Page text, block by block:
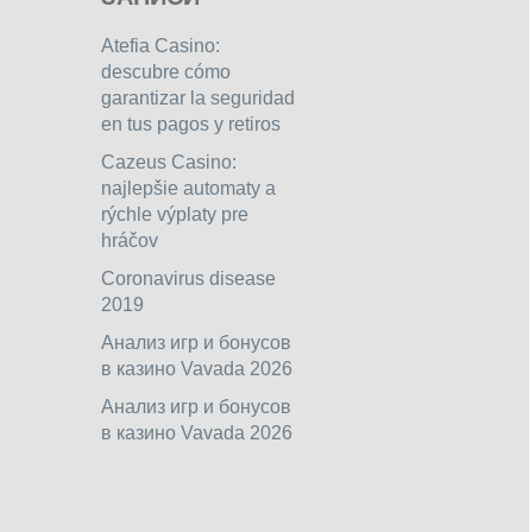
Atefia Casino:
descubre cómo
garantizar la seguridad
en tus pagos y retiros
Cazeus Casino:
najlepšie automaty a
rýchle výplaty pre
hráčov
Coronavirus disease
2019
Анализ игр и бонусов
в казино Vavada 2026
Анализ игр и бонусов
в казино Vavada 2026